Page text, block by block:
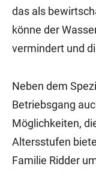
das als
könne der
vermindert und
Neben dem
Betriebsgang
Möglichkeiten,
Altersstufen
Familie Ridder